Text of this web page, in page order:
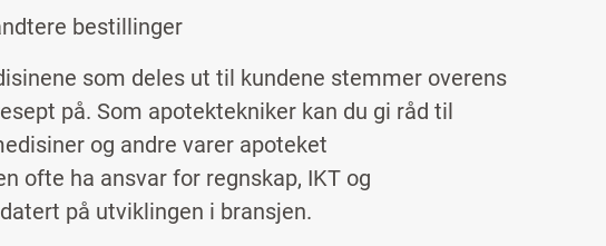
bestillinger
som deles ut til kundene stemmer overens
på. Som apotektekniker kan du gi råd til
og andre varer apoteket
ofte ha ansvar for regnskap, IKT og
på utviklingen i bransjen.